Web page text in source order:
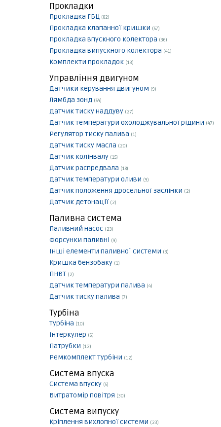
Прокладки
Прокладка ГБЦ (82)
Прокладка клапанної кришки (57)
Прокладка впускного колектора (36)
Прокладка випускного колектора (41)
Комплекти прокладок (13)
Управління двигуном
Датчики керування двигуном (9)
Лямбда зонд (54)
Датчик тиску наддуву (27)
Датчик температури охолоджувальної рідини (47)
Регулятор тиску палива (1)
Датчик тиску масла (20)
Датчик колінвалу (15)
Датчик распредвала (18)
Датчик температури оливи (9)
Датчик положення дросельної заслінки (2)
Датчик детонації (2)
Паливна система
Паливний насос (23)
Форсунки паливні (9)
Інші елементи паливної системи (3)
Кришка бензобаку (1)
ПНВТ (2)
Датчик температури палива (4)
Датчик тиску палива (7)
Турбіна
Турбіна (10)
Інтеркулер (6)
Патрубки (12)
Ремкомплект турбіни (12)
Система впуска
Система впуску (5)
Витратомір повітря (30)
Система випуску
Кріплення вихлопної системи (23)